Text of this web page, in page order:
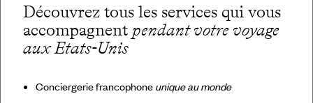
Découvrez tous les services qui vous
accompagnent pendant votre voyage
aux Etats-Unis
Conciergerie francophone unique au monde